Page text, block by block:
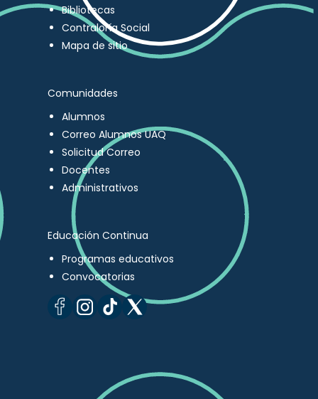
Bibliotecas
Contraloría Social
Mapa de sitio
Comunidades
Alumnos
Correo Alumnos UAQ
Solicitud Correo
Docentes
Administrativos
Educación Continua
Programas educativos
Convocatorias